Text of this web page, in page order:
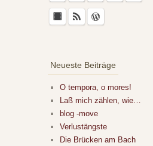
Neueste Beiträge
O tempora, o mores!
Laß mich zählen, wie…
blog -move
Verlustängste
Die Brücken am Bach